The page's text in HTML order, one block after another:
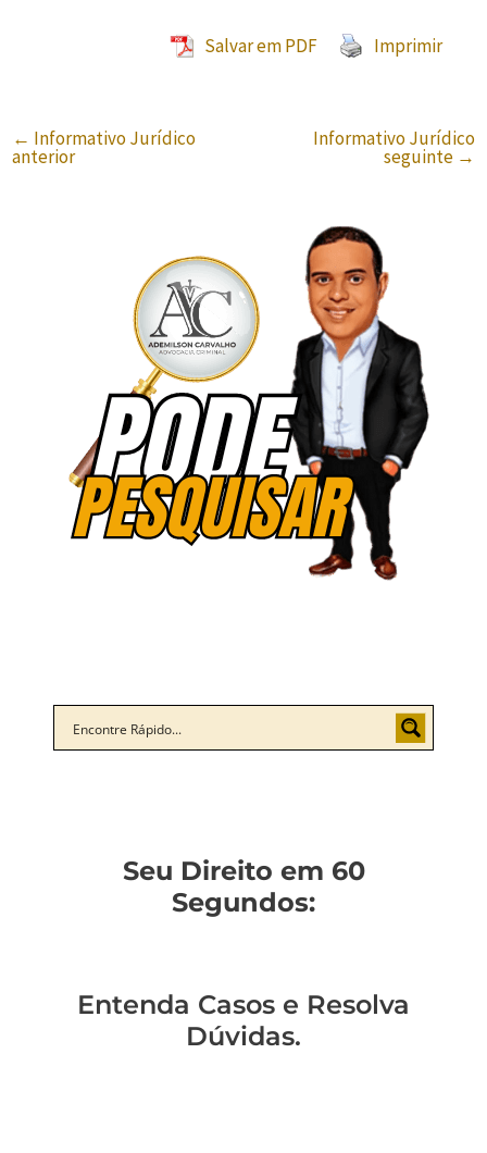
Salvar em PDF Imprimir
← Informativo Jurídico
anterior
Informativo Jurídico
seguinte →
Seu Direito em 60
Segundos:
Entenda Casos e Resolva
Dúvidas.